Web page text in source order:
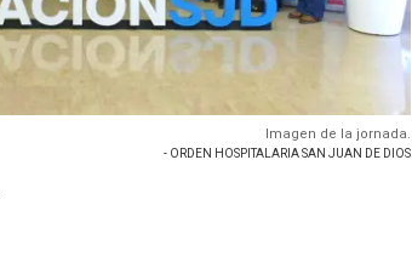
Imagen de la jornada.
- ORDEN HOSPITALARIA SAN JUAN DE DIOS